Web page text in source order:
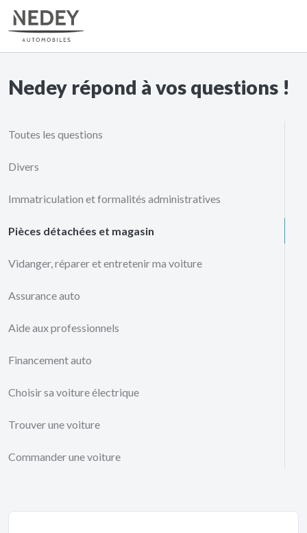
Nedey répond à vos questions !
Toutes les questions
Divers
Immatriculation et formalités administratives
Pièces détachées et magasin
Vidanger, réparer et entretenir ma voiture
Assurance auto
Aide aux professionnels
Financement auto
Choisir sa voiture électrique
Trouver une voiture
Commander une voiture